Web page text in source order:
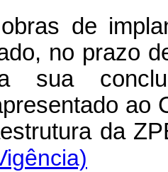
de
no prazo
sua
ao
da